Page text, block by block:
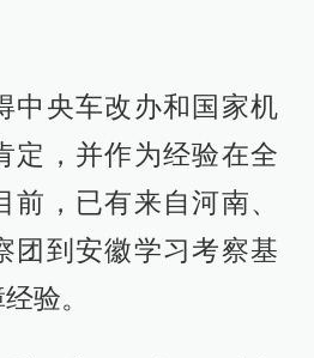
中央车改办和国家机
定，并作为经验在全
前，已有来自河南、
团到安徽学习考察基
验。